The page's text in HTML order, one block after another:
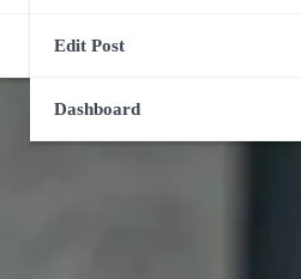
Edit Post
Dashboard